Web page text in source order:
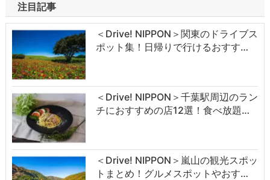
注目記事
＜Drive! NIPPON＞関東のドライブス
ポット集！日帰りで行けるおすす…
＜Drive! NIPPON＞千葉駅周辺のラン
チにおすすめの店12選！食べ放題…
＜Drive! NIPPON＞嵐山の観光スポッ
トまとめ！グルメスポットやおす…